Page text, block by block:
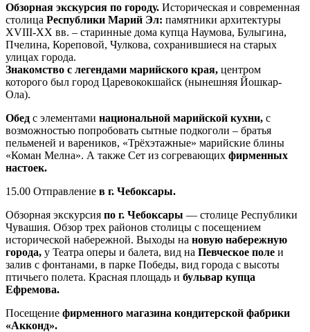
Обзорная экскурсия по городу. Историческая и современная
столица Республики Марий Эл: памятники архитектуры
XVIII-XX вв. – старинные дома купца Наумова, Булыгина,
Пчелина, Кореповой, Чулкова, сохранившиеся на старых
улицах города.
Знакомство с легендами марийского края, центром
которого был город Царевококшайск (нынешняя Йошкар-
Ола).
Обед с элементами национальной марийской кухни, с
возможностью попробовать сытные подкоголи – братья
пельменей и вареников, «Трёхэтажные» марийские блины
«Коман Мелна». А также Сет из согревающих фирменных
настоек.
15.00 Отправление в г. Чебоксары.
Обзорная экскурсия по г. Чебоксары — столице Республики
Чувашия. Обзор трех районов столицы с посещением
исторической набережной. Выходы на новую набережную
города, у Театра оперы и балета, вид на Певческое поле и
залив с фонтанами, в парке Победы, вид города с высоты
птичьего полета. Красная площадь и бульвар купца
Ефремова.
Посещение фирменного магазина кондитерской фабрики
«Акконд».